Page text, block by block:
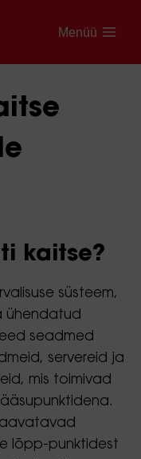
Menüü
kaitse?
süsteem,
ühendatud
seadmed
servereid ja
mis toimivad
lõpp-punktidest